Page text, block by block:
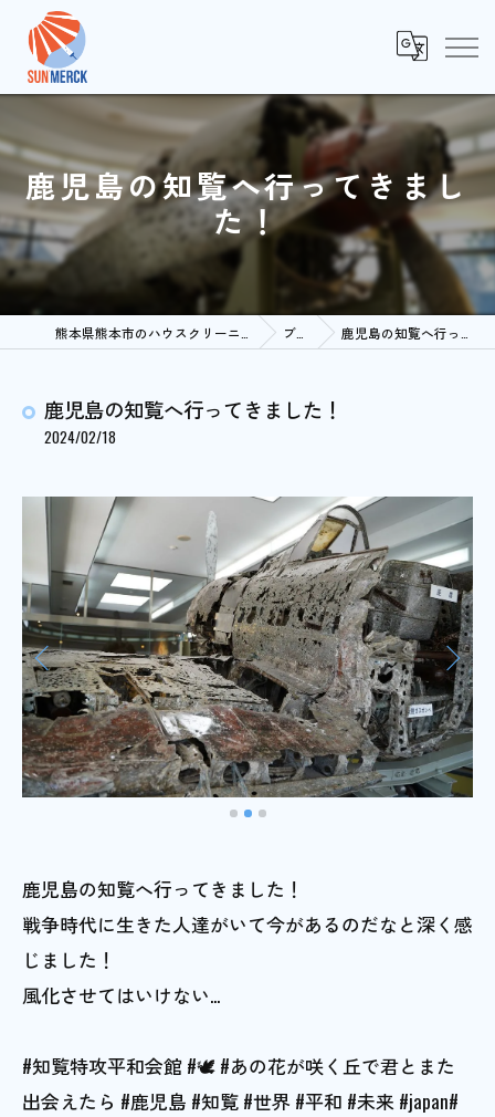
鹿児島の知覧へ行ってきまし
た！
ブログ 鹿児島の知覧へ行ってきました！
鹿児島の知覧へ行ってきました！
2024/02/18
鹿児島の知覧へ行ってきました！
戦争時代に生きた人達がいて今があるのだなと深く感
じました！
風化させてはいけない...
#知覧特攻平和会館 #🕊 #あの花が咲く丘で君とまた
出会えたら #鹿児島 #知覧 #世界 #平和 #未来 #japan#